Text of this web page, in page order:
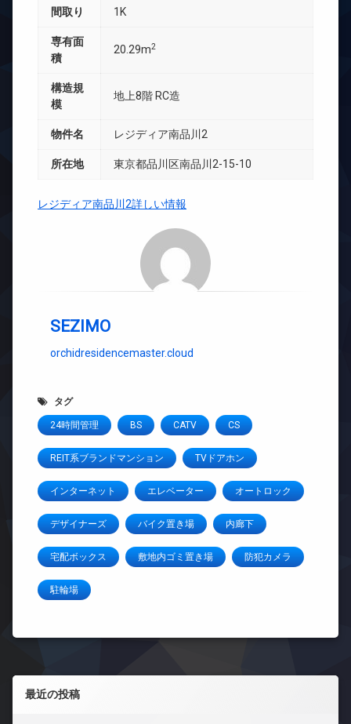
間取り 1K
専有面
積
20.29m2
構造規
模
地上8階 RC造
物件名 レジディア南品川2
所在地 東京都品川区南品川2-15-10
レジディア南品川2詳しい情報
SEZIMO
orchidresidencemaster.cloud
タグ
24時間管理 BS CATV CS
REIT系ブランドマンション TVドアホン
インターネット エレベーター オートロック
デザイナーズ バイク置き場 内廊下
宅配ボックス 敷地内ゴミ置き場 防犯カメラ
駐輪場
左サイドバー
最近の投稿